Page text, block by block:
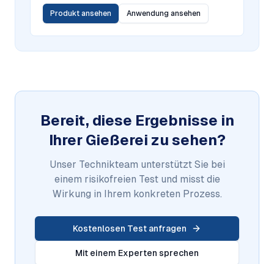
Produkt ansehen Anwendung ansehen
Bereit, diese Ergebnisse in
Ihrer Gießerei zu sehen?
Unser Technikteam unterstützt Sie bei
einem risikofreien Test und misst die
Wirkung in Ihrem konkreten Prozess.
Kostenlosen Test anfragen
Mit einem Experten sprechen